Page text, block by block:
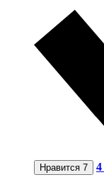
Нравится 7 4